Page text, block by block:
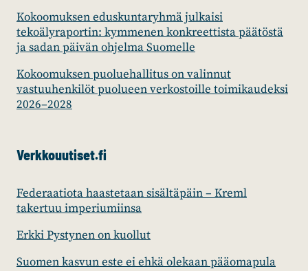
Kokoomuksen eduskuntaryhmä julkaisi
tekoälyraportin: kymmenen konkreettista päätöstä
ja sadan päivän ohjelma Suomelle
Kokoomuksen puoluehallitus on valinnut
vastuuhenkilöt puolueen verkostoille toimikaudeksi
2026–2028
Verkkouutiset.fi
Federaatiota haastetaan sisältäpäin – Kreml
takertuu imperiumiinsa
Erkki Pystynen on kuollut
Suomen kasvun este ei ehkä olekaan pääomapula